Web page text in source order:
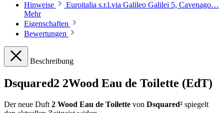
Hinweise
Euroitalia s.r.l.via Galileo Galilei 5, Cavenago…
Mehr
Eigenschaften
Bewertungen
Beschreibung
Dsquared2 2Wood Eau de Toilette (EdT)
Der neue Duft 2 Wood Eau de Toilette von Dsquared² spiegelt